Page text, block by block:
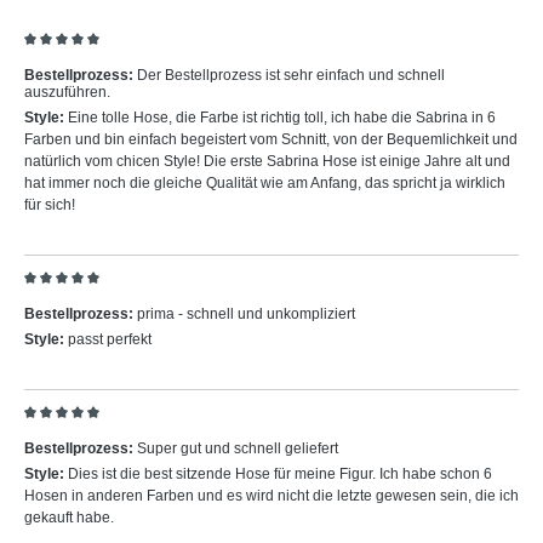
Bestellprozess: Der Bestellprozess ist sehr einfach und schnell
auszuführen.
Style: Eine tolle Hose, die Farbe ist richtig toll, ich habe die Sabrina in 6
Farben und bin einfach begeistert vom Schnitt, von der Bequemlichkeit und
natürlich vom chicen Style! Die erste Sabrina Hose ist einige Jahre alt und
hat immer noch die gleiche Qualität wie am Anfang, das spricht ja wirklich
für sich!
Bestellprozess: prima - schnell und unkompliziert
Style: passt perfekt
Bestellprozess: Super gut und schnell geliefert
Style: Dies ist die best sitzende Hose für meine Figur. Ich habe schon 6
Hosen in anderen Farben und es wird nicht die letzte gewesen sein, die ich
gekauft habe.